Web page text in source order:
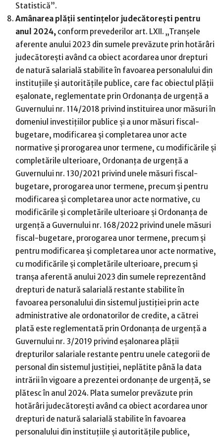
Statistică”.
Amânarea plății sentințelor judecătorești pentru
anul 2024, conform prevederilor art. LXII. „Tranșele
aferente anului 2023 din sumele prevăzute prin hotărâri
judecătoreşti având ca obiect acordarea unor drepturi
de natură salarială stabilite în favoarea personalului din
instituţiile şi autorităţile publice, care fac obiectul plății
eșalonate, reglementate prin Ordonanţa de urgenţă a
Guvernului nr. 114/2018 privind instituirea unor măsuri în
domeniul investiţiilor publice şi a unor măsuri fiscal-
bugetare, modificarea şi completarea unor acte
normative şi prorogarea unor termene, cu modificările și
completările ulterioare, Ordonanţa de urgenţă a
Guvernului nr. 130/2021 privind unele măsuri fiscal-
bugetare, prorogarea unor termene, precum şi pentru
modificarea şi completarea unor acte normative, cu
modificările şi completările ulterioare și Ordonanţa de
urgenţă a Guvernului nr. 168/2022 privind unele măsuri
fiscal-bugetare, prorogarea unor termene, precum şi
pentru modificarea şi completarea unor acte normative,
cu modificările şi completările ulterioare, precum și
tranșa aferentă anului 2023 din sumele reprezentând
drepturi de natură salarială restante stabilite în
favoarea personalului din sistemul justiţiei prin acte
administrative ale ordonatorilor de credite, a cătrei
plată este reglementată prin Ordonanţa de urgenţă a
Guvernului nr. 3/2019 privind eşalonarea plăţii
drepturilor salariale restante pentru unele categorii de
personal din sistemul justiţiei, neplătite până la data
intrării în vigoare a prezentei ordonanțe de urgență, se
plătesc în anul 2024. Plata sumelor prevăzute prin
hotărâri judecătoreşti având ca obiect acordarea unor
drepturi de natură salarială stabilite în favoarea
personalului din instituţiile şi autorităţile publice,